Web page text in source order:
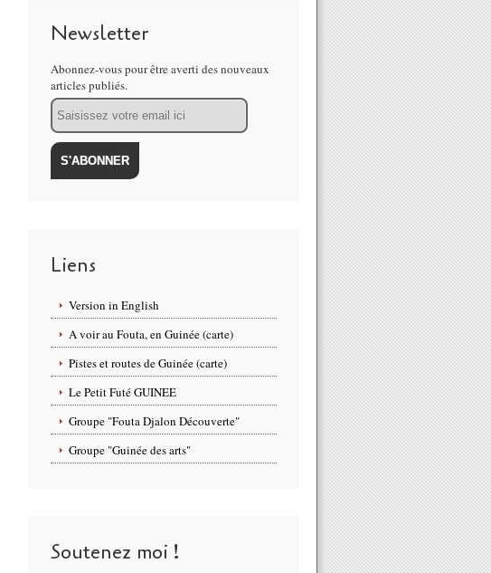
Newsletter
Abonnez-vous pour être averti des nouveaux
articles publiés.
Email
Liens
Version in English
A voir au Fouta, en Guinée (carte)
Pistes et routes de Guinée (carte)
Le Petit Futé GUINEE
Groupe "Fouta Djalon Découverte"
Groupe "Guinée des arts"
Soutenez moi !